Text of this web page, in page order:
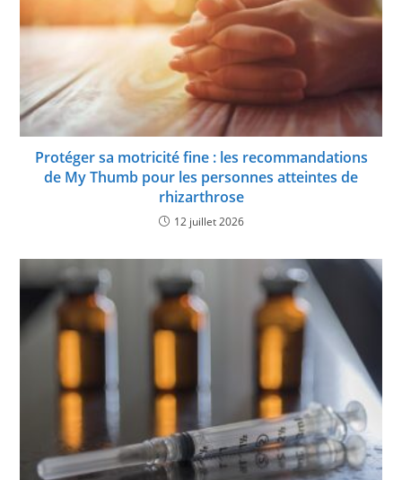
Protéger sa motricité fine : les recommandations
de My Thumb pour les personnes atteintes de
rhizarthrose
12 juillet 2026